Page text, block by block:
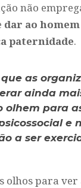
não
dar ao
paternidade.
as
ainda
olhem para
e
a ser
olhos para ver